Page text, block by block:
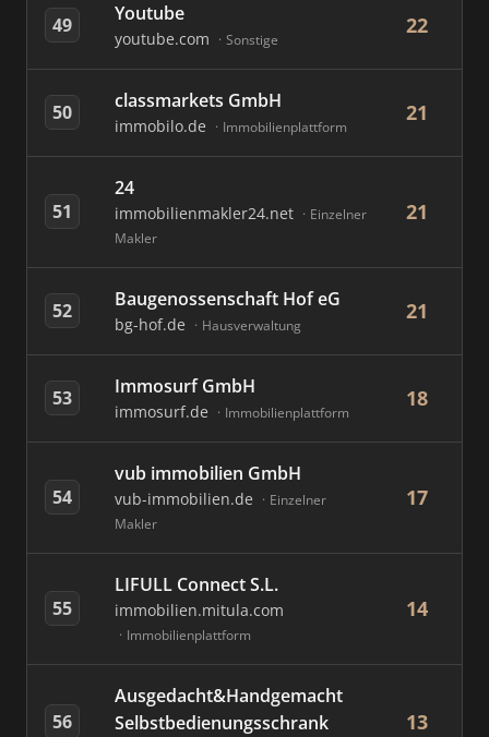
49 Youtube
youtube.com Sonstige
22
50 classmarkets GmbH
immobilo.de Immobilienplattform
21
51
24
immobilienmakler24.net
Einzelner
Makler
21
52 Baugenossenschaft Hof eG
bg-hof.de Hausverwaltung
21
53 Immosurf GmbH
immosurf.de Immobilienplattform
18
54
vub immobilien GmbH
vub-immobilien.de
Einzelner
Makler
17
55
LIFULL Connect S.L.
immobilien.mitula.com
Immobilienplattform
14
56
Ausgedacht&Handgemacht
Selbstbedienungsschrank
13